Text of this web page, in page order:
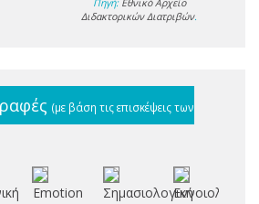
Διδακτορικών Διατριβών.
(με βάση τις επισκέψεις των
Emotion
ΣημασιολογικήΕννοιολογική